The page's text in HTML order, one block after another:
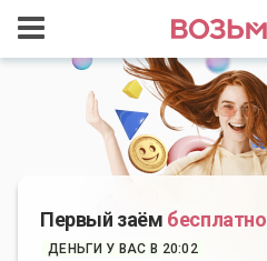
Первый заём бесплатно
ДЕНЬГИ У ВАС В 20:02